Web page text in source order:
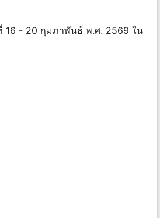
16 - 20 กุมภาพันธ์ พ.ศ. 2569 ใน